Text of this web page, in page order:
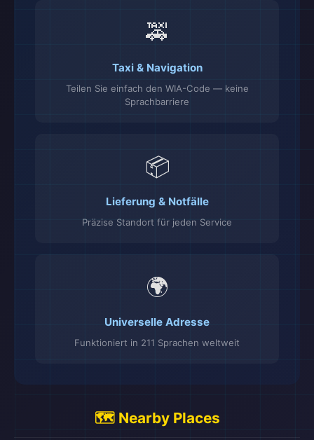
🚕
Taxi & Navigation
Teilen Sie einfach den WIA-Code — keine
Sprachbarriere
📦
Lieferung & Notfälle
Präzise Standort für jeden Service
🌍
Universelle Adresse
Funktioniert in 211 Sprachen weltweit
🗺️ Nearby Places